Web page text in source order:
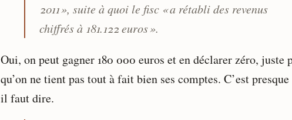
2011 », suite à quoi le fisc « a rétabli des revenus
chiffrés à 181.122 euros ».
Oui, on peut gagner 180 000 euros et en déclarer zéro, juste
qu’on ne tient pas tout à fait bien ses comptes. C’est
il faut dire.